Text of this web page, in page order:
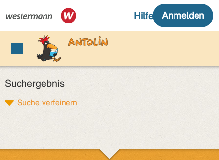
Suchergebnis
Suche verfeinern